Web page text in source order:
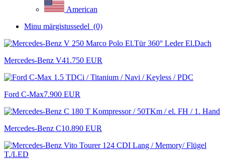
American
Minu märgistussedel (0)
Mercedes-Benz V41.750 EUR
Ford C-Max7.900 EUR
Mercedes-Benz C10.890 EUR